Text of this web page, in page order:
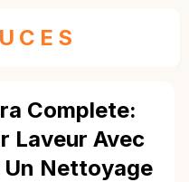
Complete:
Laveur Avec
Nettoyage